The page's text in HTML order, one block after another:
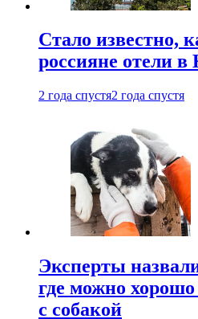
Стало известно,
россияне отели
2 года спустя2 года спустя
Эксперты
где можно хорошо
с собакой